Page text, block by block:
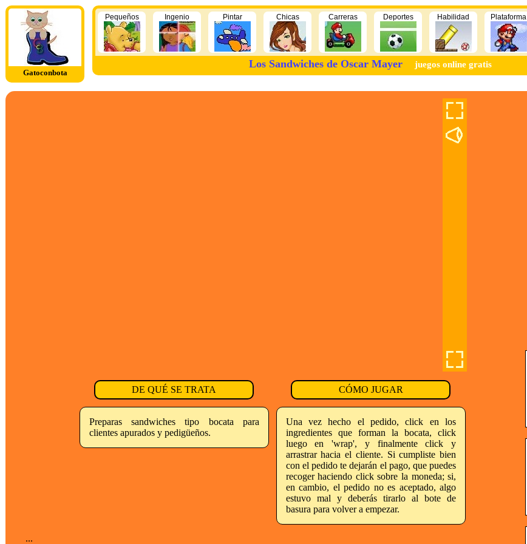
Gatoconbota
Pequeños Ingenio Pintar Chicas Carreras Deportes Habilidad Plataforma
Los Sandwiches de Oscar Mayer juegos online gratis
DE QUÉ SE TRATA CÓMO JUGAR
Preparas sandwiches tipo bocata para
clientes apurados y pedigüeños.
Una vez hecho el pedido, click en los
ingredientes que forman la bocata, click
luego en 'wrap', y finalmente click y
arrastrar hacia el cliente. Si cumpliste bien
con el pedido te dejarán el pago, que puedes
recoger haciendo click sobre la moneda; si,
en cambio, el pedido no es aceptado, algo
estuvo mal y deberás tirarlo al bote de
basura para volver a empezar.
...